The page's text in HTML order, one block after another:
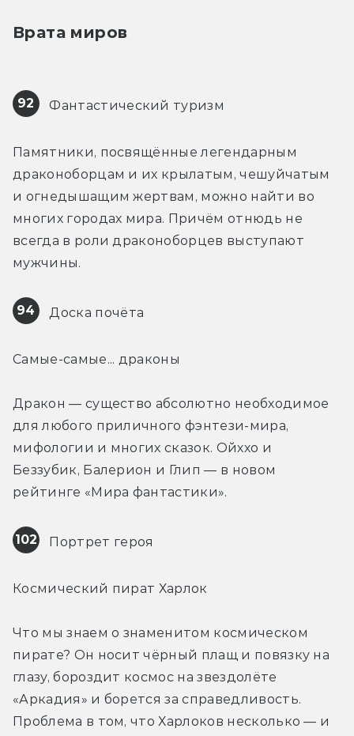
Врата миров
92 Фантастический туризм
Памятники, посвящённые легендарным
драконоборцам и их крылатым, чешуйчатым
и огнедышащим жертвам, можно найти во
многих городах мира. Причём отнюдь не
всегда в роли драконоборцев выступают
мужчины.
94 Доска почёта
Самые-самые... драконы
Дракон — существо абсолютно необходимое
для любого приличного фэнтези-мира,
мифологии и многих сказок. Ойххо и
Беззубик, Балерион и Глип — в новом
рейтинге «Мира фантастики».
102 Портрет героя
Космический пират Харлок
Что мы знаем о знаменитом космическом
пирате? Он носит чёрный плащ и повязку на
глазу, бороздит космос на звездолёте
«Аркадия» и борется за справедливость.
Проблема в том, что Харлоков несколько — и